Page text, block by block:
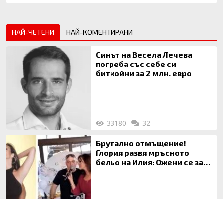
НАЙ-ЧЕТЕНИ НАЙ-КОМЕНТИРАНИ
Синът на Весела Лечева
погреба със себе си
биткойни за 2 млн. евро
33180 32
Брутално отмъщение!
Глория развя мръсното
бельо на Илия: Ожени се за